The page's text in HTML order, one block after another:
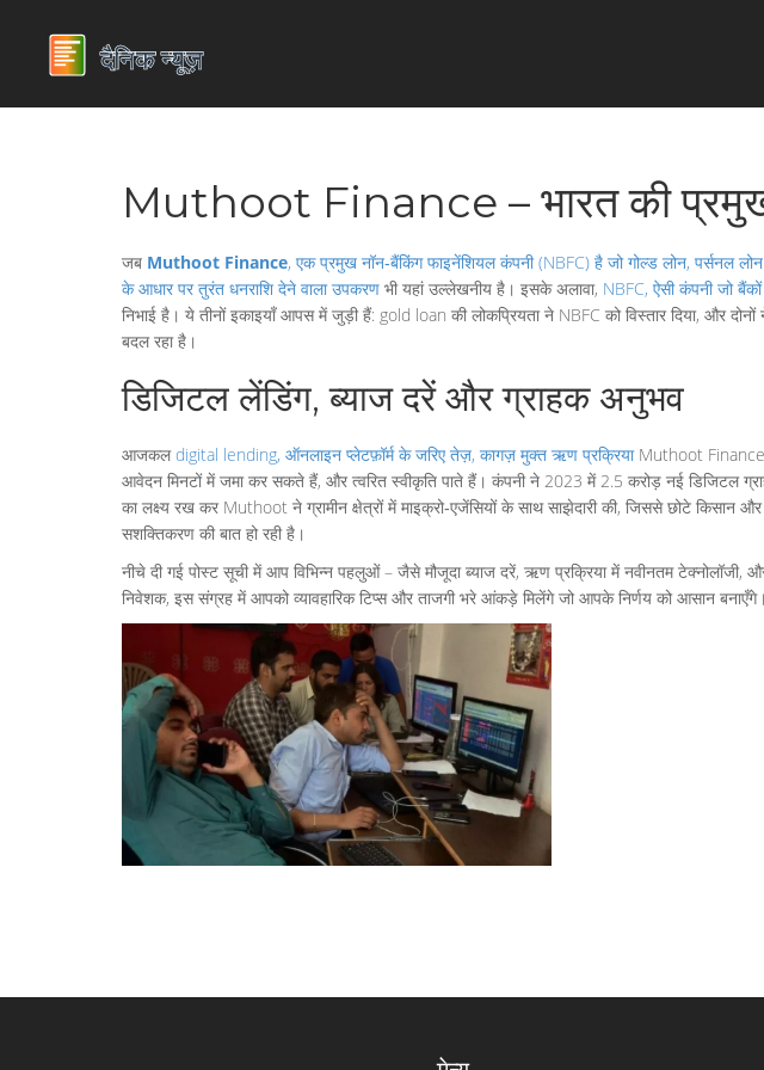
Muthoot Finance – भारत की प्रमुख
जब Muthoot Finance, एक प्रमुख नॉन‑बैंकिंग फाइनेंशियल कंपनी (NBFC) है जो गोल्ड लोन, पर्सनल लोन
के आधार पर तुरंत धनराशि देने वाला उपकरण भी यहां उल्लेखनीय है। इसके अलावा, NBFC, ऐसी कंपनी जो
निभाई है। ये तीनों इकाइयाँ आपस में जुड़ी हैं: gold loan की लोकप्रियता ने NBFC को विस्तार दिया, और
बदल रहा है।
डिजिटल लेंडिंग, ब्याज दरें और ग्राहक अनुभव
आजकलdigital lending, ऑनलाइन प्लेटफ़ॉर्म के जरिए तेज़, कागज़ मुक्त ऋण प्रक्रियाMuthoot Finance
आवेदन मिनटों में जमा कर सकते हैं, और त्वरित स्वीकृति पाते हैं। कंपनी ने 2023 में 2.5 करोड़ नई डिजिटल
का लक्ष्य रख कर Muthoot ने ग्रामीन क्षेत्रों में माइक्रो‑एजेंसियों के साथ साझेदारी की, जिससे छोटे किसान
सशक्तिकरण की बात हो रही है।
नीचे दी गई पोस्ट सूची में आप विभिन्न पहलुओं – जैसे मौजूदा ब्याज दरें, ऋण प्रक्रिया में नवीनतम टेक्नोलॉजी,
निवेशक, इस संग्रह में आपको व्यावहारिक टिप्स और ताजगी भरे आंकड़े मिलेंगे जो आपके निर्णय को आसान बनाएँगे।